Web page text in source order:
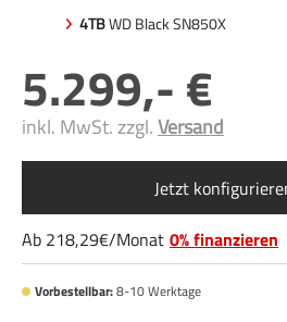
4TBWD Black SN850X
5.299,-
inkl. MwSt. zzgl.Versand
Jetzt
Ab 218,29 /Monat 0% finanzieren
Vorbestellbar:8-10 Werktage